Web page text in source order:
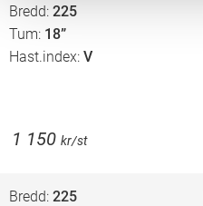
Bredd 225
Tum 18”
Hast.index V
1 150 kr/st
Bredd 225